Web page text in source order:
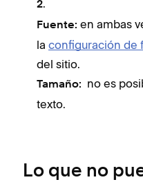
2.
Fuente: en ambas
la configuración de
del sitio.
Tamaño:
no es
texto.
Lo que no